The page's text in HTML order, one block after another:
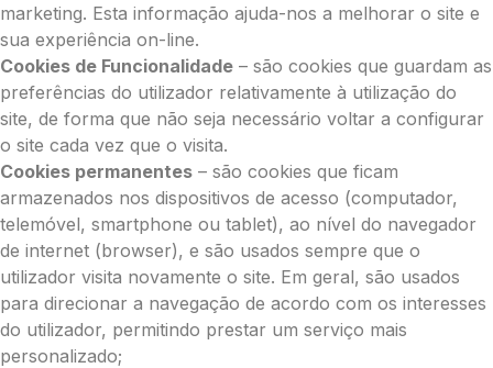
marketing. Esta informação ajuda-nos a melhorar o site e
sua experiência on-line.
Cookies de Funcionalidade – são cookies que guardam as
preferências do utilizador relativamente à utilização do
site, de forma que não seja necessário voltar a configurar
o site cada vez que o visita.
Cookies permanentes – são cookies que ficam
armazenados nos dispositivos de acesso (computador,
telemóvel, smartphone ou tablet), ao nível do navegador
de internet (browser), e são usados sempre que o
utilizador visita novamente o site. Em geral, são usados
para direcionar a navegação de acordo com os interesses
do utilizador, permitindo prestar um serviço mais
personalizado;